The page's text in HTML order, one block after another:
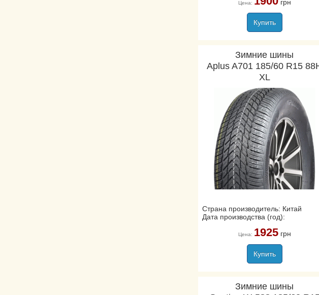
Цена: грн
Купить
Зимние шины
Aplus A701 185/60 R15
XL
Страна производитель: Китай
Дата производства (год):
Цена: 1925грн
Купить
Зимние шины